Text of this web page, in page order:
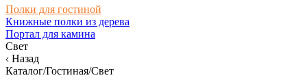
Полки для гостиной
Книжные полки из дерева
Портал для камина
Свет
Назад
Каталог/Гостиная/Свет